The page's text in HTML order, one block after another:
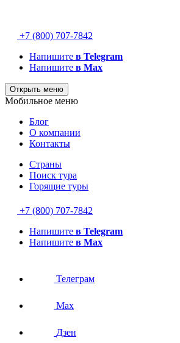
+7 (800) 707-7842
Напишите в Telegram
Напишите в Max
Открыть меню
Мобильное меню
Блог
О компании
Контакты
Страны
Поиск тура
Горящие туры
+7 (800) 707-7842
Напишите в Telegram
Напишите в Max
Телеграм
Max
Дзен